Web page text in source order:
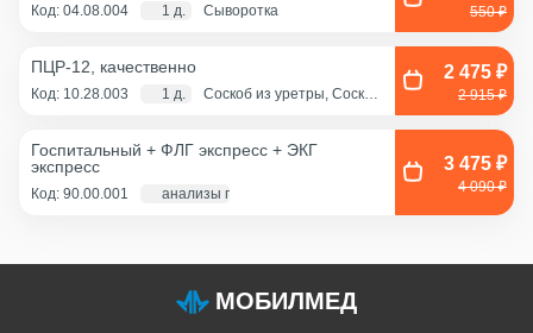
Код: 04.08.004 1 д. Сыворотка 550 ₽
ПЦР-12, качественно
Код: 10.28.003 1 д.
Соскоб из уретры, Соскоб
канал+влагалище),
2 475 ₽
2 915 ₽
Госпитальный + ФЛГ экспресс + ЭКГ
экспресс
Код: 90.00.001 анализы по крови - 1 д., экг и флг - 1 час
3 475 ₽
4 090 ₽
МОБИЛМЕД